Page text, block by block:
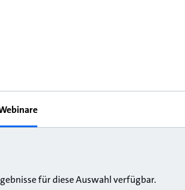
für diese Auswahl verfügbar.